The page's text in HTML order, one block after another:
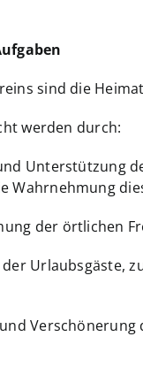
sind die
werden durch:
Unterstützung
Wahrnehmung
der örtlichen
der Urlaubsgäste,